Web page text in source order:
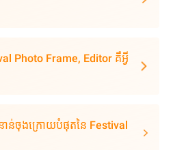
Photo Frame, Editor គឺអ្វី
នាន់ចុងក្រោយបំផុតនៃ Festival